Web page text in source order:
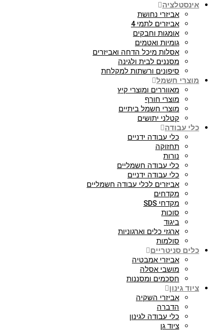
אינסטלציה
אביזרי נחושת
אביזרים לתמי 4
אומגות וחבקים
גומיות ואטמים
אסלות מיכל הדחה ואביזרים
מסננים לבית ולגינה
סיפונים ורשתות למקלחת
מוצרי חשמל
מאווררים ומוצרי קיץ
מוצרי חורף
מוצרי חשמל ביתיים
קטלני יתושים
כלי עבודה
כלי עבודה ידניים
תחזוקה
נורות
כלי עבודה חשמליים
כלי עבודה ידניים
אביזרים לכלי עבודה חשמליים
מקדחים
מקדחי SDS
סוכות
ביגוד
ארגזי כלים וארגוניות
סולמות
כלים סניטריים
אביזרי אמבטיה
מושבי אסלה
חסכמים ומסננות
ציוד גינון
אביזרי השקיה
הדברה
כלי עבודה לגינון
ציוד גן